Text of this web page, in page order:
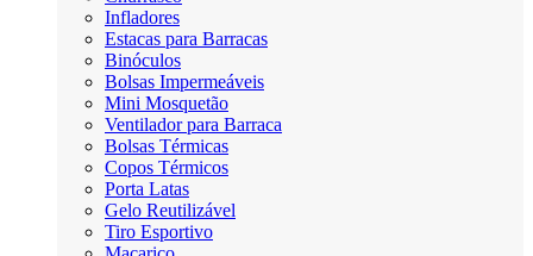
Infladores
Estacas para Barracas
Binóculos
Bolsas Impermeáveis
Mini Mosquetão
Ventilador para Barraca
Bolsas Térmicas
Copos Térmicos
Porta Latas
Gelo Reutilizável
Tiro Esportivo